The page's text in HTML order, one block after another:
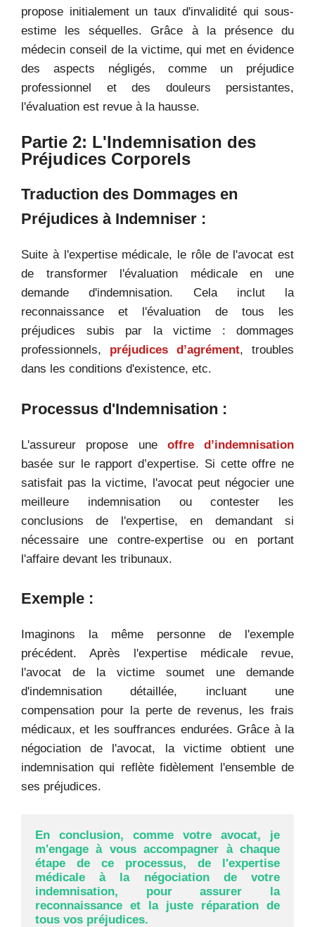
propose initialement un taux d'invalidité qui sous-
estime les séquelles. Grâce à la présence du
médecin conseil de la victime, qui met en évidence
des aspects négligés, comme un préjudice
professionnel et des douleurs persistantes,
l'évaluation est revue à la hausse.
Partie 2: L'Indemnisation des
Préjudices Corporels
Traduction des Dommages en
Préjudices à Indemniser :
Suite à l'expertise médicale, le rôle de l'avocat est
de transformer l'évaluation médicale en une
demande d'indemnisation. Cela inclut la
reconnaissance et l'évaluation de tous les
préjudices subis par la victime : dommages
professionnels,
préjudices d’agrément, troubles
dans les conditions d'existence, etc.
Processus d'Indemnisation :
L'assureur propose une offre d’indemnisation
basée sur le rapport d’expertise. Si cette offre ne
satisfait pas la victime, l'avocat peut négocier une
meilleure indemnisation ou contester les
conclusions de l'expertise, en demandant si
nécessaire une contre-expertise ou en portant
l'affaire devant les tribunaux.
Exemple :
Imaginons la même personne de l'exemple
précédent. Après l'expertise médicale revue,
l'avocat de la victime soumet une demande
d'indemnisation détaillée, incluant une
compensation pour la perte de revenus, les frais
médicaux, et les souffrances endurées. Grâce à la
négociation de l'avocat, la victime obtient une
indemnisation qui reflète fidèlement l'ensemble de
ses préjudices.
En conclusion, comme votre avocat, je
m'engage à vous accompagner à chaque
étape de ce processus, de l'expertise
médicale à la négociation de votre
indemnisation, pour assurer la
reconnaissance et la juste réparation de
tous vos préjudices.